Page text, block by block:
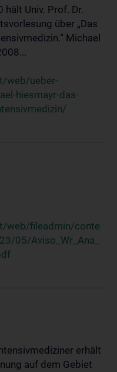
hält Univ. Prof. Dr.
über „Das
Michael
web/ueber-
hiesmayr-das-
web/fileadmin/conte
05/Aviso_Wr_Ana_
erhält
auf dem Gebiet